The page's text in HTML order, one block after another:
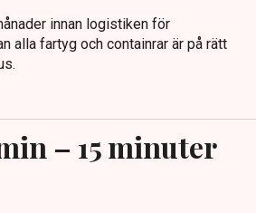
innan logistiken för
alla fartyg och containrar är på rätt
– 15 minuter